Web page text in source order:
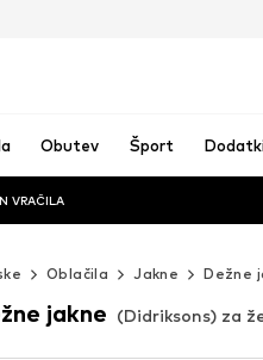
Obutev Šport
VRAČILA
Oblačila Jakne Dežne
jakne (Didriksons) za